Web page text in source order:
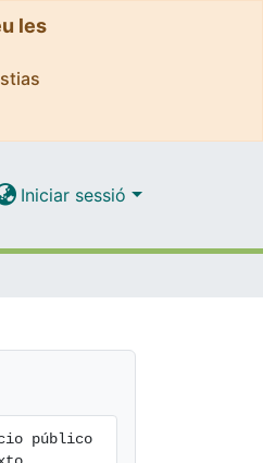
les
Iniciar sessió
público